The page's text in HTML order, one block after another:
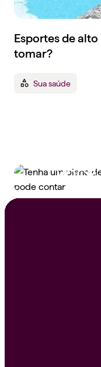
Esportes de
tomar?
Sua saúde